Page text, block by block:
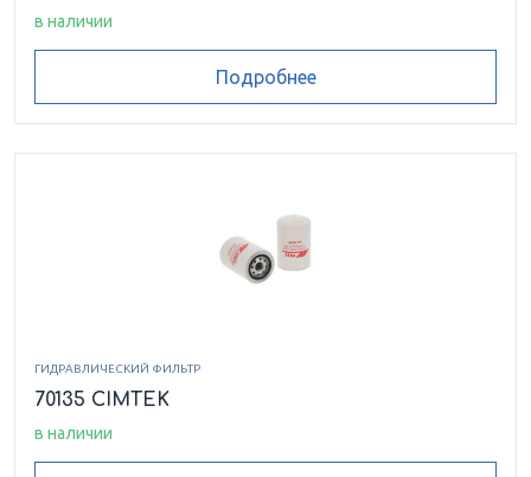
в наличии
Подробнее
ГИДРАВЛИЧЕСКИЙ ФИЛЬТР
70135 CIMTEK
в наличии